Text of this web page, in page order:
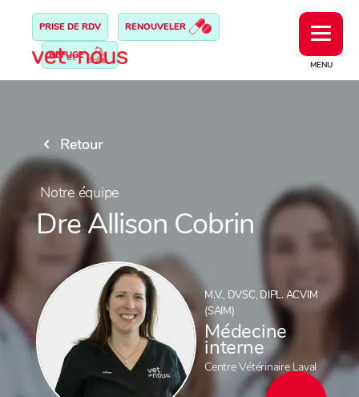
MENU
PRISE DE RDV RENOUVELER
REFUGE
Retour
Notre équipe
Dre Allison Cobrin
M.V., DVSC, DIPL. ACVIM
(SAIM)
Médecine
interne
Centre Vétérinaire Laval